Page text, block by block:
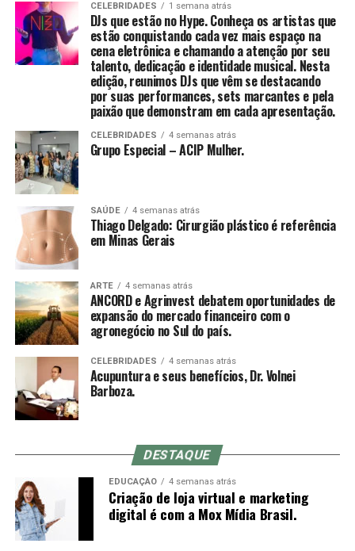
– Qual o diferencial do Hard Rock Itapema com os
demais?
O Hard Rock Cafe Itapema já nasceu diferente. É a única
unidade da marca dentro da água e com vista 360 graus
para o mar. É praticamente como estar em um cruzeiro
atracado. Ou seja, uma marca icônica, conhecida e
reconhecida globalmente, em um lugar paradisíaco
proporciona uma experiência única e inesquecível.
“O V8 não é sobre presença, é sobre transformação. É
sobre acesso, mentalidade e evolução real”, afirma.
Entre os convidados, destacaram-se empresários como
Ricardo Soares, James Kruel, Daniel Chiesa e Darci
Sttrack que vivenciaram um ambiente de trocas
estratégicas, conexões de alto valor e discussões
profundas sobre expansão de mentalidade e
posicionamento.
CELEBRIDADES 1 semana atrás
DJs que estão no Hype. Conheça os artistas que
estão conquistando cada vez mais espaço na
cena eletrônica e chamando a atenção por seu
talento, dedicação e identidade musical. Nesta
edição, reunimos DJs que vêm se destacando
por suas performances, sets marcantes e pela
paixão que demonstram em cada apresentação.
CELEBRIDADES 4 semanas atrás
Grupo Especial – ACIP Mulher.
SAÚDE 4 semanas atrás
Thiago Delgado: Cirurgião plástico é referência
em Minas Gerais
ARTE 4 semanas atrás
ANCORD e Agrinvest debatem oportunidades de
expansão do mercado financeiro com o
agronegócio no Sul do país.
CELEBRIDADES 4 semanas atrás
Acupuntura e seus benefícios, Dr. Volnei
Barboza.
DESTAQUE
EDUCAÇÃO 4 semanas atrás
Criação de loja virtual e marketing
digital é com a Mox Mídia Brasil.